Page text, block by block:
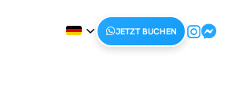
JETZT BUCHEN